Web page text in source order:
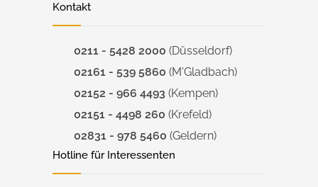
Kontakt
0211 - 5428 2000 (Düsseldorf)
02161 - 539 5860 (M'Gladbach)
02152 - 966 4493 (Kempen)
02151 - 4498 260 (Krefeld)
02831 - 978 5460 (Geldern)
Hotline für Interessenten